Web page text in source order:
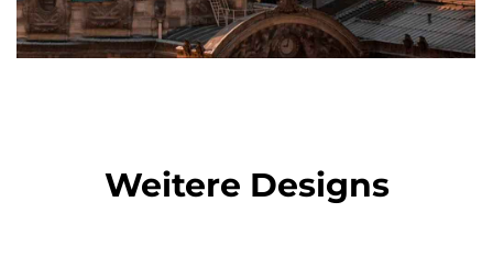
Weitere Designs